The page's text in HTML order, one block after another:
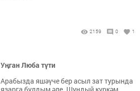
2159 0 1
Уңган Люба түти
Арабызда яшәүче бер асыл зат турында